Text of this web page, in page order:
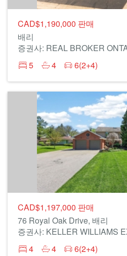
CAD$1,190,000 판매
배리
증권사: REAL BROKER
5
4 6(2+4)
CAD$1,197,000 판매
76 Royal Oak Drive, 배리
증권사: KELLER WILLIAMS
4
4 6(2+4)